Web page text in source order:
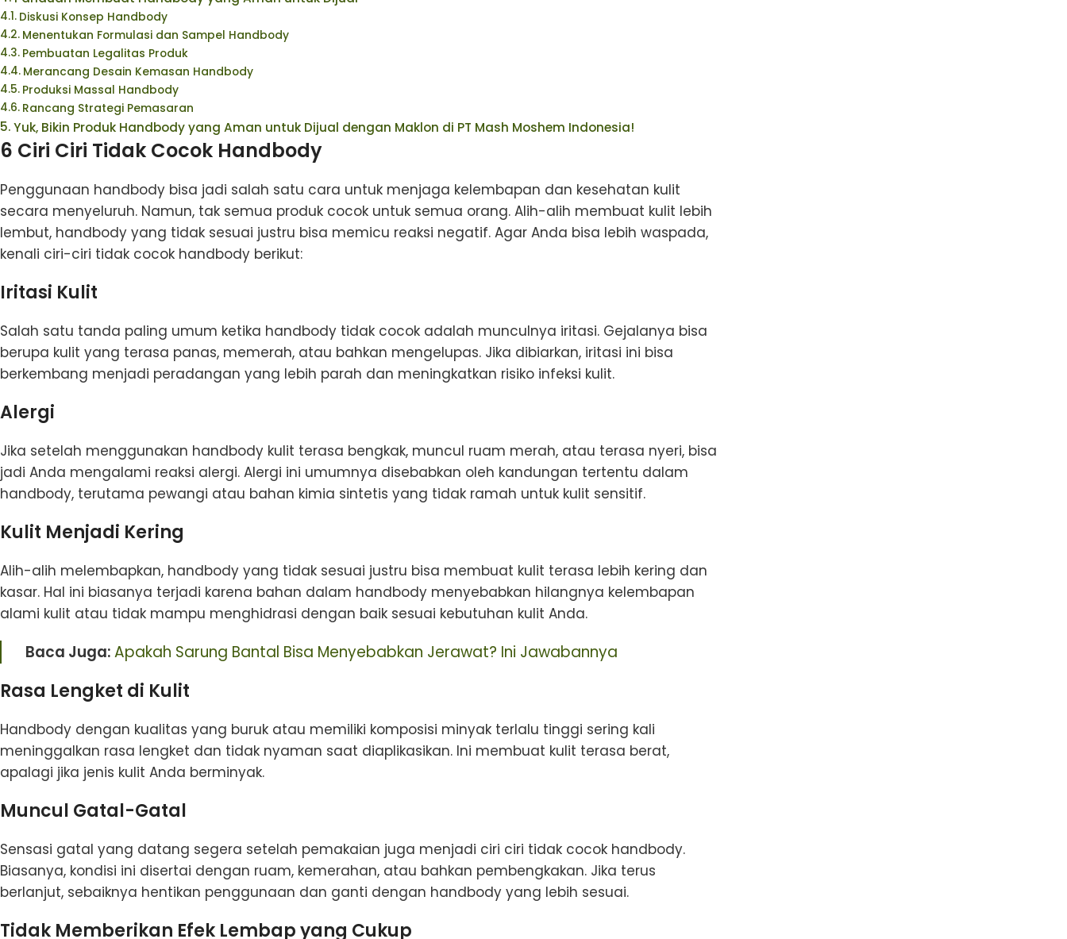
Diskusi Konsep Handbody
Menentukan Formulasi dan Sampel Handbody
Pembuatan Legalitas Produk
Merancang Desain Kemasan Handbody
Produksi Massal Handbody
Rancang Strategi Pemasaran
Yuk, Bikin Produk Handbody yang Aman untuk Dijual dengan Maklon di PT Mash Moshem Indonesia!
6 Ciri Ciri Tidak Cocok Handbody
Penggunaan handbody bisa jadi salah satu cara untuk menjaga kelembapan dan kesehatan kulit
secara menyeluruh. Namun, tak semua produk cocok untuk semua orang. Alih-alih membuat kulit lebih
lembut, handbody yang tidak sesuai justru bisa memicu reaksi negatif. Agar Anda bisa lebih waspada,
kenali ciri-ciri tidak cocok handbody berikut:
Iritasi Kulit
Salah satu tanda paling umum ketika handbody tidak cocok adalah munculnya iritasi. Gejalanya bisa
berupa kulit yang terasa panas, memerah, atau bahkan mengelupas. Jika dibiarkan, iritasi ini bisa
berkembang menjadi peradangan yang lebih parah dan meningkatkan risiko infeksi kulit.
Alergi
Jika setelah menggunakan handbody kulit terasa bengkak, muncul ruam merah, atau terasa nyeri, bisa
jadi Anda mengalami reaksi alergi. Alergi ini umumnya disebabkan oleh kandungan tertentu dalam
handbody, terutama pewangi atau bahan kimia sintetis yang tidak ramah untuk kulit sensitif.
Kulit Menjadi Kering
Alih-alih melembapkan, handbody yang tidak sesuai justru bisa membuat kulit terasa lebih kering dan
kasar. Hal ini biasanya terjadi karena bahan dalam handbody menyebabkan hilangnya kelembapan
alami kulit atau tidak mampu menghidrasi dengan baik sesuai kebutuhan kulit Anda.
Baca Juga:Apakah Sarung Bantal Bisa Menyebabkan Jerawat? Ini Jawabannya
Rasa Lengket di Kulit
Handbody dengan kualitas yang buruk atau memiliki komposisi minyak terlalu tinggi sering kali
meninggalkan rasa lengket dan tidak nyaman saat diaplikasikan. Ini membuat kulit terasa berat,
apalagi jika jenis kulit Anda berminyak.
Muncul Gatal-Gatal
Sensasi gatal yang datang segera setelah pemakaian juga menjadi ciri ciri tidak cocok handbody.
Biasanya, kondisi ini disertai dengan ruam, kemerahan, atau bahkan pembengkakan. Jika terus
berlanjut, sebaiknya hentikan penggunaan dan ganti dengan handbody yang lebih sesuai.
Tidak Memberikan Efek Lembap yang Cukup